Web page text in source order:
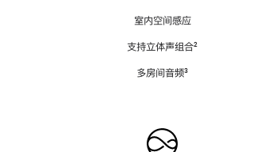
室内空间感应
支持立体声组合脚
²
多房间音频脚
³